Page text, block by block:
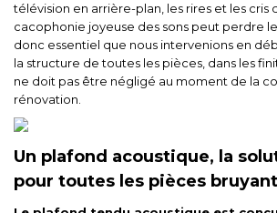
télévision en arrière-plan, les rires et les cris
cacophonie joyeuse des sons peut perdre
donc essentiel que nous intervenions en
la structure de toutes les pièces, dans les
ne doit pas être négligé au moment de la
rénovation.
Un plafond acoustique, la
pour toutes les pièces